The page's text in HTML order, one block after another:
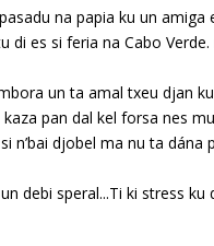
na papia ku un
es si feria na Cabo
un ta amal txeu djan
pan dal kel forsa nes
n’bai djobel ma nu ta dána
debi speral...Ti ki stress ku